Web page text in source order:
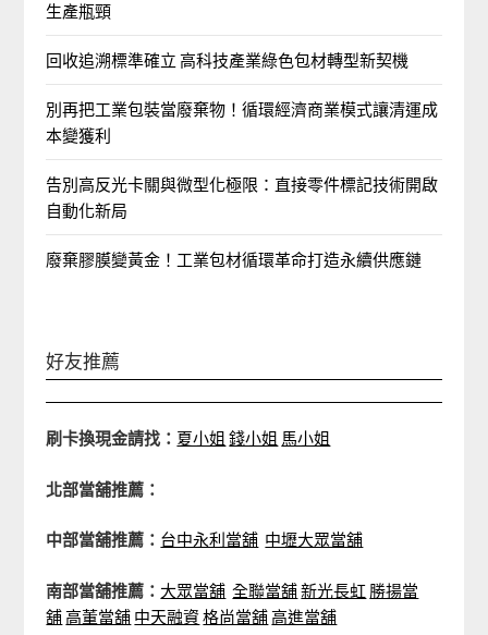
生產瓶頸
回收追溯標準確立 高科技產業綠色包材轉型新契機
別再把工業包裝當廢棄物！循環經濟商業模式讓清運成
本變獲利
告別高反光卡關與微型化極限：直接零件標記技術開啟
自動化新局
廢棄膠膜變黃金！工業包材循環革命打造永續供應鏈
好友推薦
刷卡換現金請找： 夏小姐 錢小姐 馬小姐
北部當舖推薦：
中部當舖推薦： 台中永利當舖 中壢大眾當舖
南部當舖推薦： 大眾當舖 全聯當舖新光長虹 勝揚當
舖高董當舖 中天融資格尚當舖高進當舖